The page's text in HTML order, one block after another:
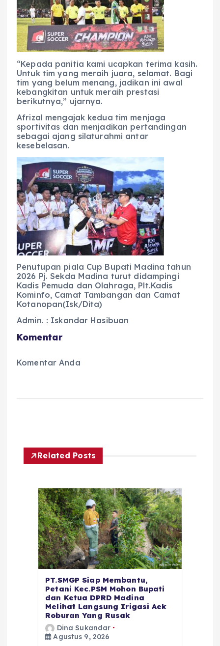
“Kepada panitia kami ucapkan terima kasih.
Untuk tim yang meraih juara, selamat. Bagi
tim yang belum menang, jadikan ini awal
kebangkitan untuk meraih prestasi
berikutnya,” ujarnya.
Afrizal mengajak kedua tim menjaga
sportivitas dan menjadikan pertandingan
sebagai ajang silaturahmi antar
kesebelasan.
Penutupan piala Cup Bupati Madina tahun
2026 Pj. Sekda Madina turut didampingi
Kadis Pemuda dan Olahraga, Plt.Kadis
Kominfo, Camat Tambangan dan Camat
Kotanopan(Isk/Dita)
Admin. : Iskandar Hasibuan
Komentar
Komentar Anda
Related Posts
PT.SMGP Siap Membantu,
Petani Kec.PSM Mohon Bupati
dan Ketua DPRD Madina
Melihat Langsung Irigasi Aek
Roburan Yang Rusak
Dina Sukandar
Agustus 9, 2026